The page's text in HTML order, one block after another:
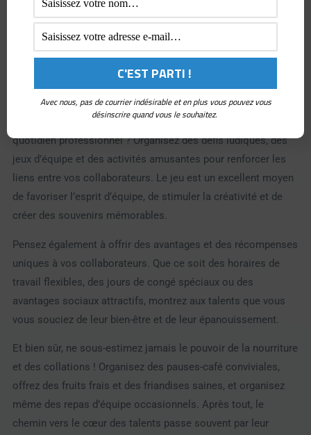
ouverte et une culture de collaboration. Encouragez les
échanges d’idées, les discussions spontanées et les
sessions de brainstorming. Créez un environnement où
chacun se sent écouté et valorisé, où les talents peuvent
partager leurs idées les plus folles sans crainte de jugement.
Et que diriez-vous d’intégrer un peu de jeu dans votre
quotidien professionnel ? Organisez des défis ludiques, des
jeux d’équipe et des activités amusantes pour renforcer les
liens entre vos collaborateurs. Le jeu est un excellent moyen
de favoriser l’esprit d’équipe, de stimuler la créativité et de
créer des souvenirs mémorables.
Pensez également à offrir des avantages et des récompenses
uniques à vos collaborateurs. Que ce soit des horaires de
travail flexibles, des jours de congé spéciaux ou des
avantages sociaux attractifs, montrez aux talents que vous
vous souciez de leur bien-être et de leur épanouissement.
Et bien sûr, ne sous-estimez jamais le pouvoir de la nourriture
et des collations ! Organisez des pauses-café conviviales,
offrez des fruits frais et des friandises saines, et organisez
même des repas d’équipe occasionnels. Après tout, le
chemin vers le cœur des talents passe souvent par leur
Avec nous, pas de courrier indésirable et en plus vous pouvez vous
désinscrire quand vous le souhaitez.